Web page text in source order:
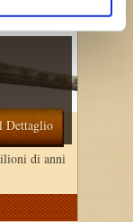
Dettaglio
di anni